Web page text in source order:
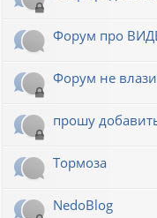
Форум про
Форум не
прошу
Тормоза
NedoBlog